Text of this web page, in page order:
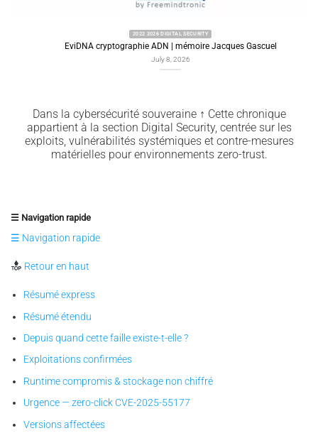
2022 2026 DIGITAL SECURITY
EviDNA cryptographie ADN | mémoire Jacques Gascuel
July 8, 2026
Dans la cybersécurité souveraine ↑ Cette chronique
appartient à la section Digital Security, centrée sur les
exploits, vulnérabilités systémiques et contre-mesures
matérielles pour environnements zero-trust.
☰ Navigation rapide
☰ Navigation rapide
Retour en haut
Résumé express
Résumé étendu
Depuis quand cette faille existe-t-elle ?
Exploitations confirmées
Runtime compromis & stockage non chiffré
Urgence — zero-click CVE-2025-55177
Versions affectées